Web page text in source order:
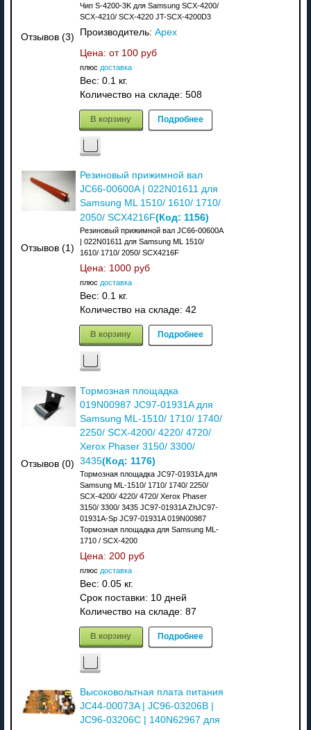
Отзывов (3)
Чип S-4200-3K для Samsung SCX-4200/
SCX-4210/ SCX-4220 JT-SCX-4200D3
Производитель: Apex
Цена: от 100 руб
плюс доставка
Вес: 0.1 кг.
Количество на складе: 508
В корзину Подробнее
Отзывов (1)
Резиновый прижимной вал
JC66-00600A | 022N01611 для
Samsung ML 1510/ 1610/ 1710/
2050/ SCX4216F(Код: 1156)
Резиновый прижимной вал JC66-00600A
| 022N01611 для Samsung ML 1510/
1610/ 1710/ 2050/ SCX4216F
Цена: 1000 руб
плюс доставка
Вес: 0.1 кг.
Количество на складе: 42
В корзину Подробнее
Отзывов (0)
Тормозная площадка
019N00987 JC97-01931A для
Samsung ML-1510/ 1710/ 1740/
2250/ SCX-4200/ 4220/ 4720/
Xerox Phaser 3150/ 3300/
3435(Код: 1176)
Тормозная площадка JC97-01931A для
Samsung ML-1510/ 1710/ 1740/ 2250/
SCX-4200/ 4220/ 4720/ Xerox Phaser
3150/ 3300/ 3435 JC97-01931A ZhJC97-
01931A-Sp JC97-01931A 019N00987
Тормозная площадка для Samsung ML-
1710 / SCX-4200
Цена: 200 руб
плюс доставка
Вес: 0.05 кг.
Срок поставки: 10 дней
Количество на складе: 87
В корзину Подробнее
Высоковольтная плата питания
JC44-00073A | JC96-03206B |
JC96-03206C | 140N62967 для